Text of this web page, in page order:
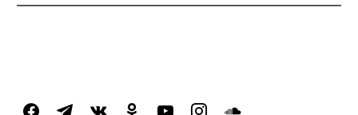
facebooktelegramvkontakteodnoklassniki
youtubeinstagramsoundcloud